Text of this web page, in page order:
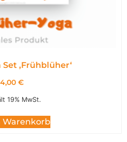
,Frühblüher‘
4,00 €
19% MwSt.
Warenkorb